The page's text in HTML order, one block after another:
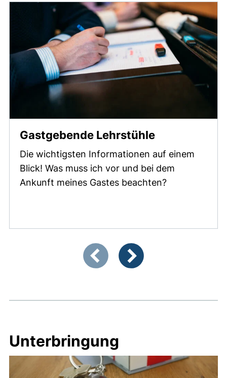
Gastgebende Lehrstühle
Die wichtigsten Informationen auf einem
Blick! Was muss ich vor und bei dem
Ankunft meines Gastes beachten?
Zeigt Folie 1 von 4
Unterbringung